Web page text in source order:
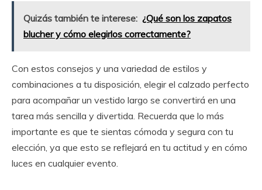
Quizás también te interese: ¿Qué son los zapatos
blucher y cómo elegirlos correctamente?
Con estos consejos y una variedad de estilos y
combinaciones a tu disposición, elegir el calzado perfecto
para acompañar un vestido largo se convertirá en una
tarea más sencilla y divertida. Recuerda que lo más
importante es que te sientas cómoda y segura con tu
elección, ya que esto se reflejará en tu actitud y en cómo
luces en cualquier evento.